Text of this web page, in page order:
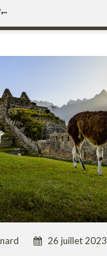
26 juillet 2023